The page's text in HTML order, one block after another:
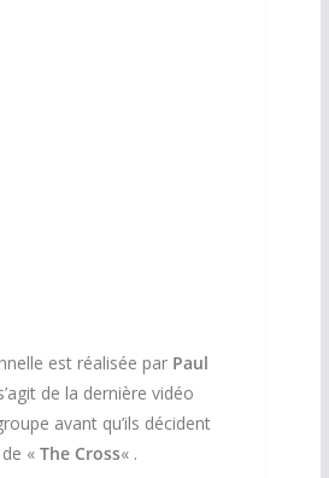
est réalisée par Paul
de la dernière vidéo
avant qu’ils décident
« The Cross« .